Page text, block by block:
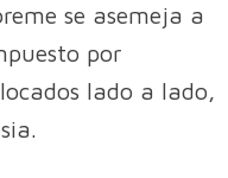
se asemeja a
por
lado a lado,